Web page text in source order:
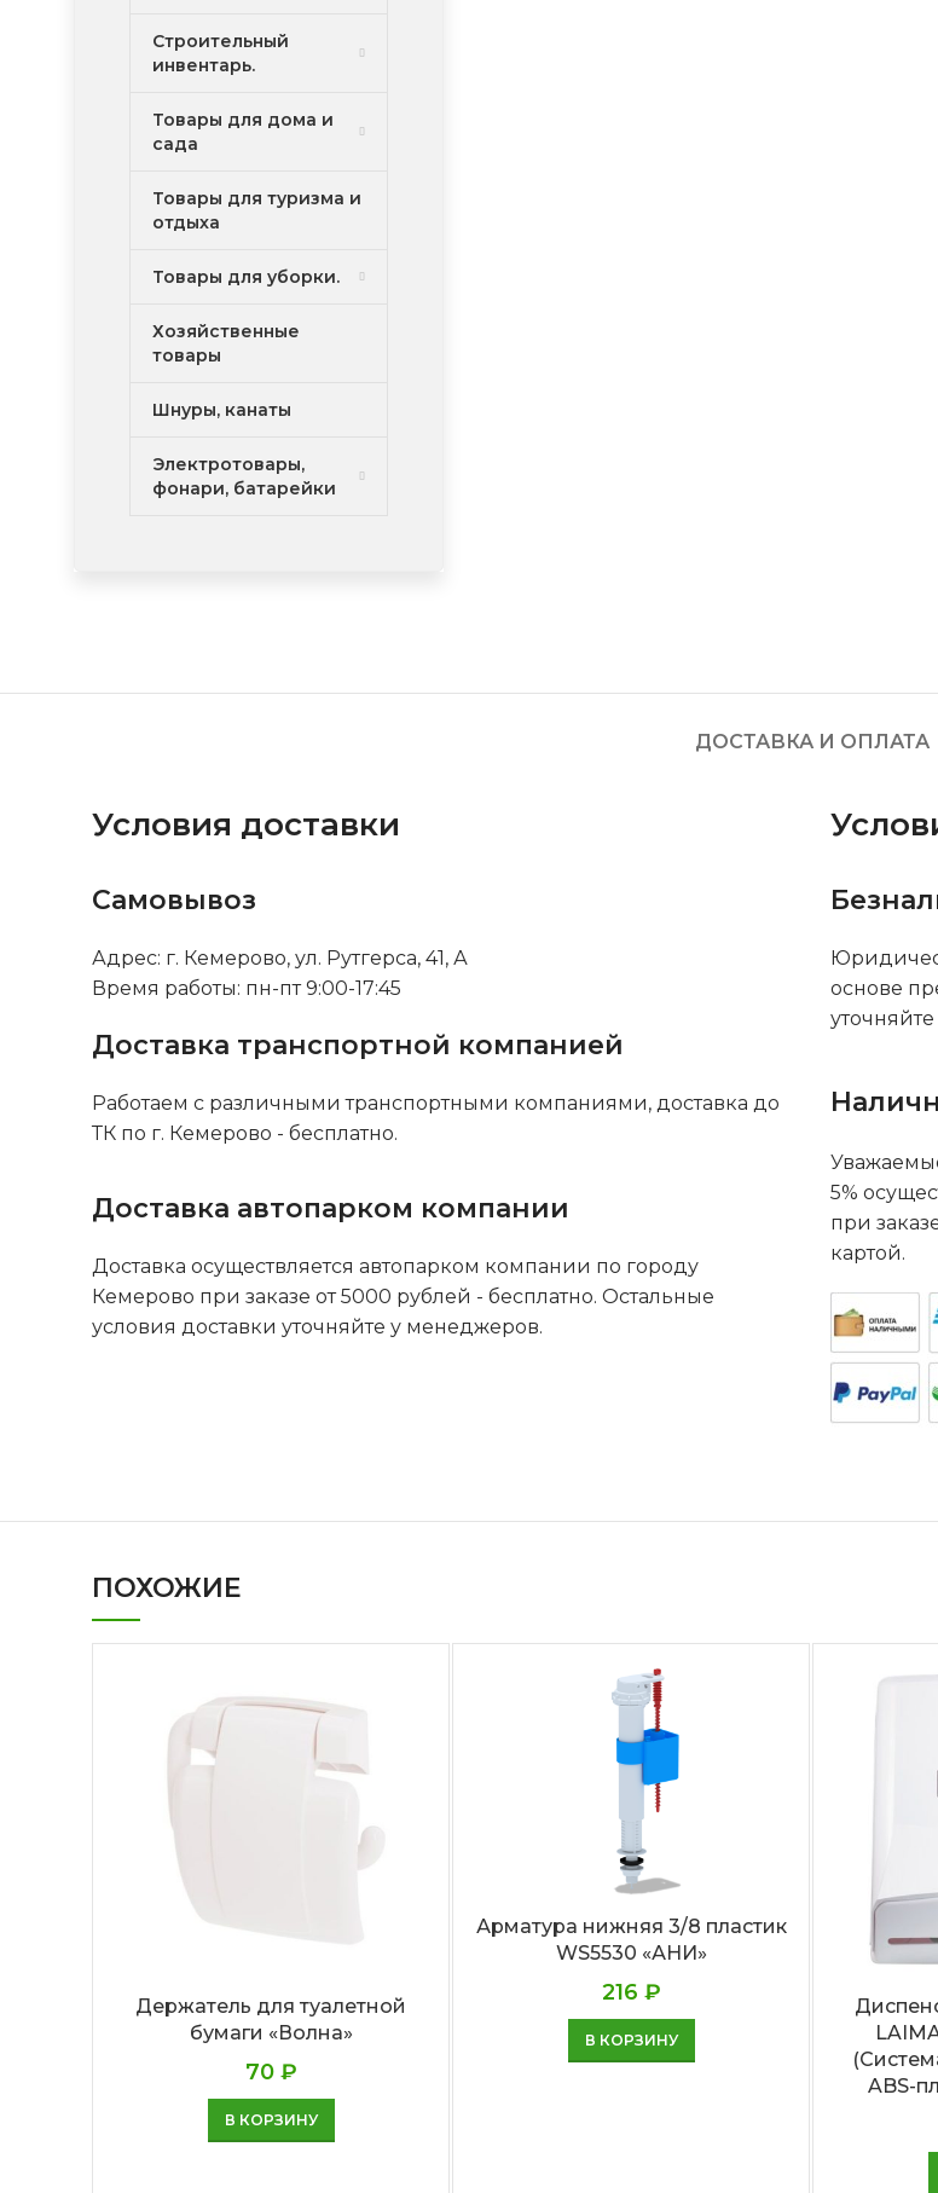
Строительный
инвентарь.
Товары для дома и
сада
Товары для туризма и
отдыха
Товары для уборки.
Хозяйственные
товары
Шнуры, канаты
Электротовары,
фонари, батарейки
ДОСТАВКА И ОПЛАТА
Условия доставки
Самовывоз
Адрес: г. Кемерово, ул. Рутгерса, 41, А
Время работы: пн-пт 9:00-17:45
Доставка транспортной компанией
Работаем с различными транспортными компаниями, доставка до
ТК по г. Кемерово - бесплатно.
Доставка автопарком компании
Доставка осуществляется автопарком компании по городу
Кемерово при заказе от 5000 рублей - бесплатно. Остальные
условия доставки уточняйте у менеджеров.
основе
5%
при
картой.
ПОХОЖИЕ
Держатель для туалетной
бумаги «Волна»
70 ₽
В КОРЗИНУ
Арматура нижняя 3/8 пластик
WS5530 «АНИ»
216 ₽
В КОРЗИНУ
ABS-